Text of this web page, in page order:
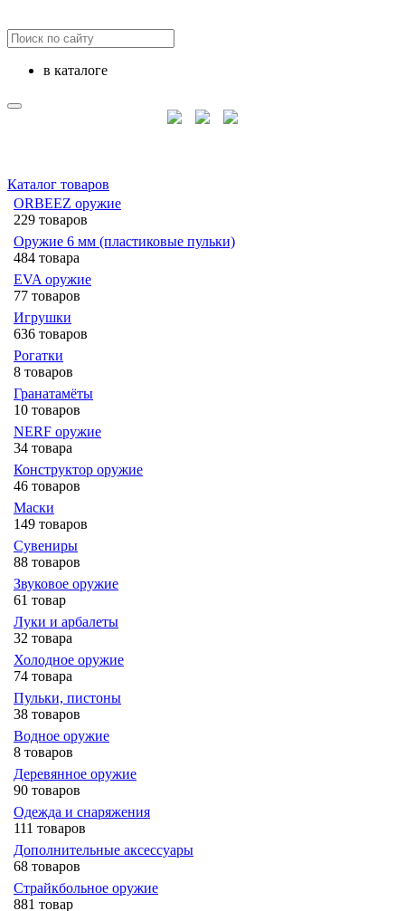
в каталоге
Каталог товаров
ORBEEZ оружие
229 товаров
Оружие 6 мм (пластиковые пульки)
484 товара
EVA оружие
77 товаров
Игрушки
636 товаров
Рогатки
8 товаров
Гранатамёты
10 товаров
NERF оружие
34 товара
Конструктор оружие
46 товаров
Маски
149 товаров
Сувениры
88 товаров
Звуковое оружие
61 товар
Луки и арбалеты
32 товара
Холодное оружие
74 товара
Пульки, пистоны
38 товаров
Водное оружие
8 товаров
Деревянное оружие
90 товаров
Одежда и снаряжения
111 товаров
Дополнительные аксессуары
68 товаров
Страйкбольное оружие
881 товар